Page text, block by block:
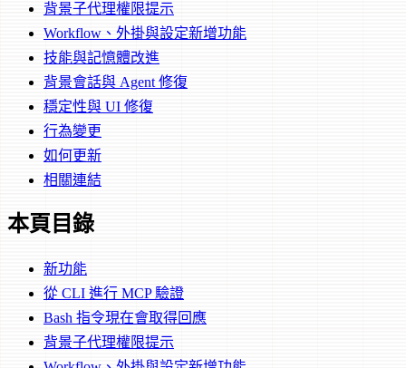
背景子代理權限提示
Workflow、外掛與設定新增功能
技能與記憶體改進
背景會話與 Agent 修復
穩定性與 UI 修復
行為變更
如何更新
相關連結
本頁目錄
新功能
從 CLI 進行 MCP 驗證
Bash 指令現在會取得回應
背景子代理權限提示